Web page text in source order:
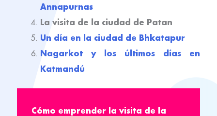
Annapurnas
La visita de la ciudad de Patan
Un día en la ciudad de Bhkatapur
Nagarkot y los últimos días en
Katmandú
Cómo emprender la visita de la